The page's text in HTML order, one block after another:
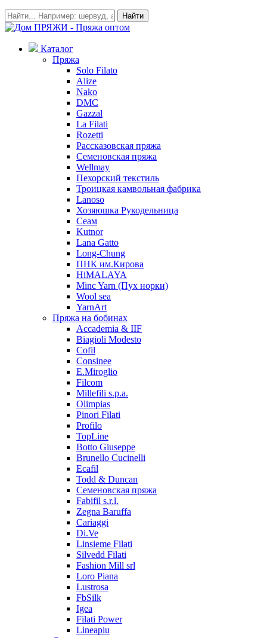
Найти
Каталог
Пряжа
Solo Filato
Alize
Nako
DMC
Gazzal
La Filati
Rozetti
Рассказовская пряжа
Семеновская пряжа
Wellmay
Пехорский текстиль
Троицкая камвольная фабрика
Lanoso
Хозяюшка Рукодельница
Сеам
Kutnor
Lana Gatto
Long-Chung
ПНК им.Кирова
HiMALAYA
Minc Yarn (Пух норки)
Wool sea
YarnArt
Пряжа на бобинах
Accademia & IIF
Biagioli Modesto
Cofil
Consinee
E.Miroglio
Filcom
Millefili s.p.a.
Olimpias
Pinori Filati
Profilo
TopLine
Botto Giuseppe
Brunello Cucinelli
Ecafil
Todd & Duncan
Семеновская пряжа
Fabifil s.r.l.
Zegna Baruffa
Cariaggi
Di.Ve
Linsieme Filati
Silvedd Filati
Fashion Mill srl
Loro Piana
Lustrosa
FbSilk
Igea
Filati Power
Lineapiu